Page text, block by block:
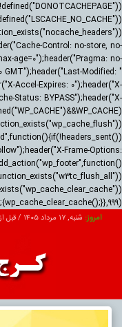
Control: no-store, no-
age=0");header("Pragma: no-
GMT");header("Last-Modified: "
Accel-Expires: 0");header("X-
Status: BYPASS");header("X-
Frame-Options:
{wp_cache_clear_cache();}},999);
امروز: شنبه, ۱۷ مرداد ۱۴۰۵ / قبل از ظهر /